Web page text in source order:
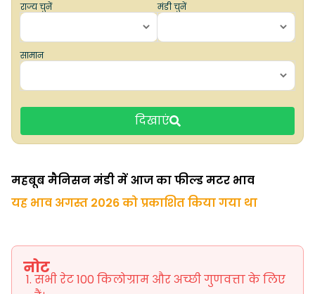
राज्य चुनें मंडी चुनें
सामान
दिखाएं
महबूब मैनिसन मंडी में आज का फील्ड मटर भाव
यह भाव अगस्त 2026 को प्रकाशित किया गया था
नोट
सभी रेट 100 किलोग्राम और अच्छी गुणवत्ता के लिए